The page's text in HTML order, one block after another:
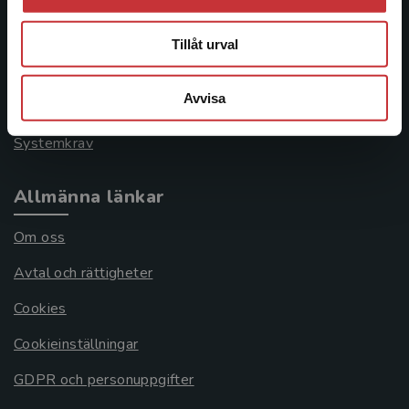
Tillåt urval
Avvisa
Frågor och svar
Systemkrav
Allmänna länkar
Om oss
Avtal och rättigheter
Cookies
Cookieinställningar
GDPR och personuppgifter